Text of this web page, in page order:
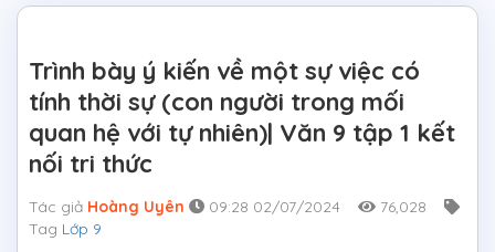
Trình bày ý kiến về một sự việc có
tính thời sự (con người trong mối
quan hệ với tự nhiên)| Văn 9 tập 1 kết
nối tri thức
Tác giả Hoàng Uyên 09:28 02/07/2024
76,028
Tag Lớp 9